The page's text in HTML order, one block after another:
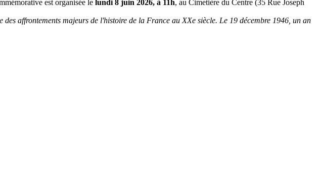
est organisée le lundi 8 juin 2026, à 11h, au Cimetière du Centre (35 Rue Joseph
affrontements majeurs de l'histoire de la France au XXe siècle. Le 19 décembre 1946, un an